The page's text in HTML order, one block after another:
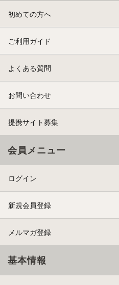
初めての方へ
ご利用ガイド
よくある質問
お問い合わせ
提携サイト募集
会員メニュー
ログイン
新規会員登録
メルマガ登録
基本情報